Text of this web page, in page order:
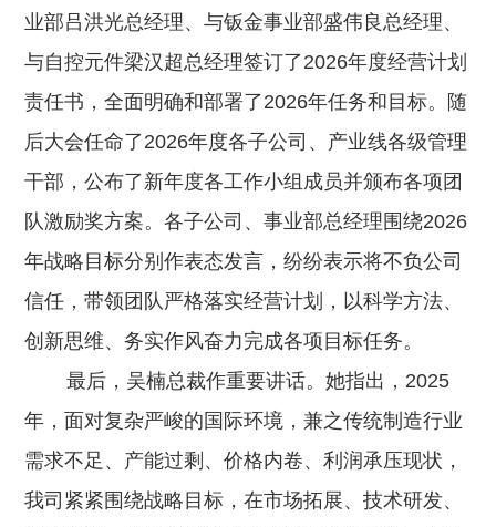
业部吕洪光总经理、与钣金事业部盛伟良总经理、
与自控元件梁汉超总经理签订了2026年度经营计划
责任书，全面明确和部署了2026年任务和目标。随
后大会任命了2026年度各子公司、产业线各级管理
干部，公布了新年度各工作小组成员并颁布各项团
队激励奖方案。各子公司、事业部总经理围绕2026
年战略目标分别作表态发言，纷纷表示将不负公司
信任，带领团队严格落实经营计划，以科学方法、
创新思维、务实作风奋力完成各项目标任务。
最后，吴楠总裁作重要讲话。她指出，2025
年，面对复杂严峻的国际环境，兼之传统制造行业
需求不足、产能过剩、价格内卷、利润承压现状，
我司紧紧围绕战略目标，在市场拓展、技术研发、